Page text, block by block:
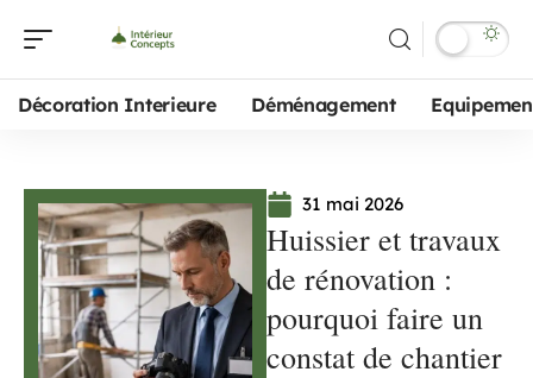
Décoration Interieure Déménagement
31 mai 2026
Huissier et travaux
de rénovation :
pourquoi faire un
constat de chantier